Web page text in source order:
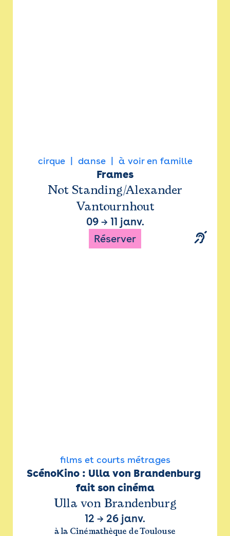
cirque danse à voir en famille
Frames
Not Standing/Alexander
Vantournhout
09→ 11 janv.
Réserver
films et courts métrages
ScénoKino : Ulla von Brandenburg
fait son cinéma
Ulla von Brandenburg
12 → 26 janv.
à la Cinémathèque de Toulouse